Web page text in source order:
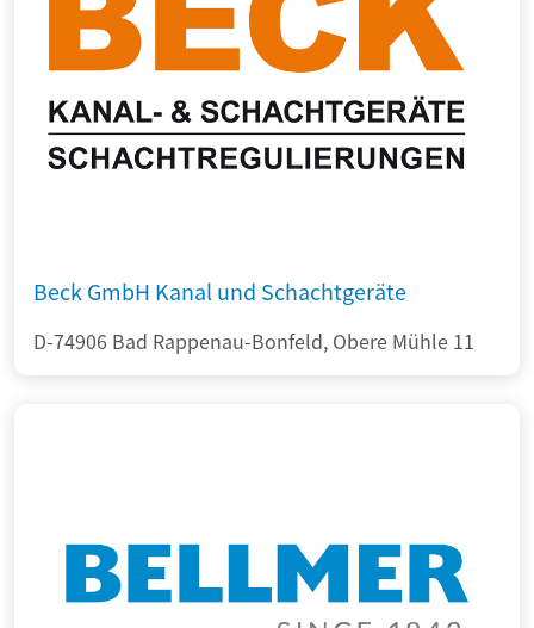
Beck GmbH Kanal und Schachtgeräte
D-74906 Bad Rappenau-Bonfeld, Obere Mühle 11